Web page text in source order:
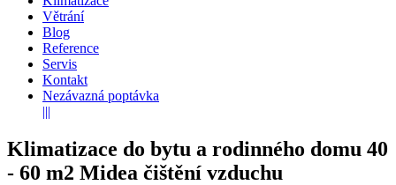
Větrání
Blog
Reference
Servis
Kontakt
Nezávazná poptávka
|||
Klimatizace do bytu a rodinného domu 40
- 60 m2 Midea čištění vzduchu